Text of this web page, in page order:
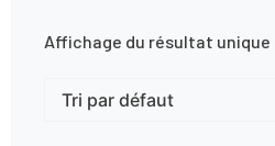
Affichage du résultat unique